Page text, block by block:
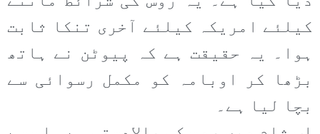
کیلئے امریکہ کیلئے آخری تنکا ثابت
ہوا۔ یہ حقیقت ہے کہ پیوٹن نے ہاتھ
بڑھا کر اوبامہ کو مکمل رسوائی سے
بچا لیا ہے۔